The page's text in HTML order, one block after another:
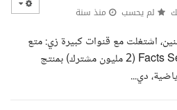
لم يحسب منذ سنة
بهاء، مونتير بخبرة 6 سنين، اشتغلت مع قنوات كبيرة زي: متع
عقلك (9 مليون مشترك) Facts Secrets (2 مليون مشترك) بمنتج
دي...